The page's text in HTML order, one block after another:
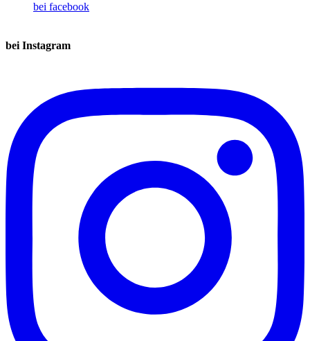
bei facebook
bei Instagram